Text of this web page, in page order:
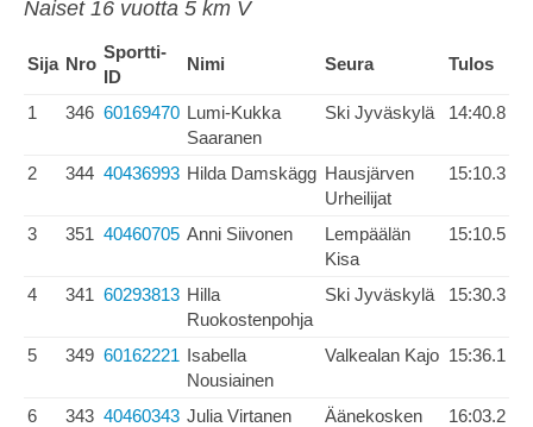
Naiset 16 vuotta 5 km V
Sija Nro
Sportti-
ID
Nimi Seura Tulos
1 346 60169470 Lumi-Kukka
Saaranen
Ski Jyväskylä 14:40.8
2 344 40436993 Hilda Damskägg Hausjärven
Urheilijat
15:10.3
3 351 40460705 Anni Siivonen
Lempäälän
Kisa
15:10.5
4 341 60293813 Hilla
Ruokostenpohja
Ski Jyväskylä 15:30.3
5 349 60162221 Isabella
Nousiainen
Valkealan Kajo 15:36.1
6 343 40460343 Julia Virtanen
Äänekosken
16:03.2